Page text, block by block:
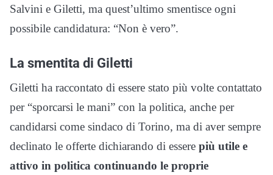
Salvini e Giletti, ma quest’ultimo smentisce ogni
possibile candidatura: “Non è vero”.
La smentita di Giletti
Giletti ha raccontato di essere stato più volte contattato
per “sporcarsi le mani” con la politica, anche per
candidarsi come sindaco di Torino, ma di aver sempre
declinato le offerte dichiarando di essere più utile e
attivo in politica continuando le proprie